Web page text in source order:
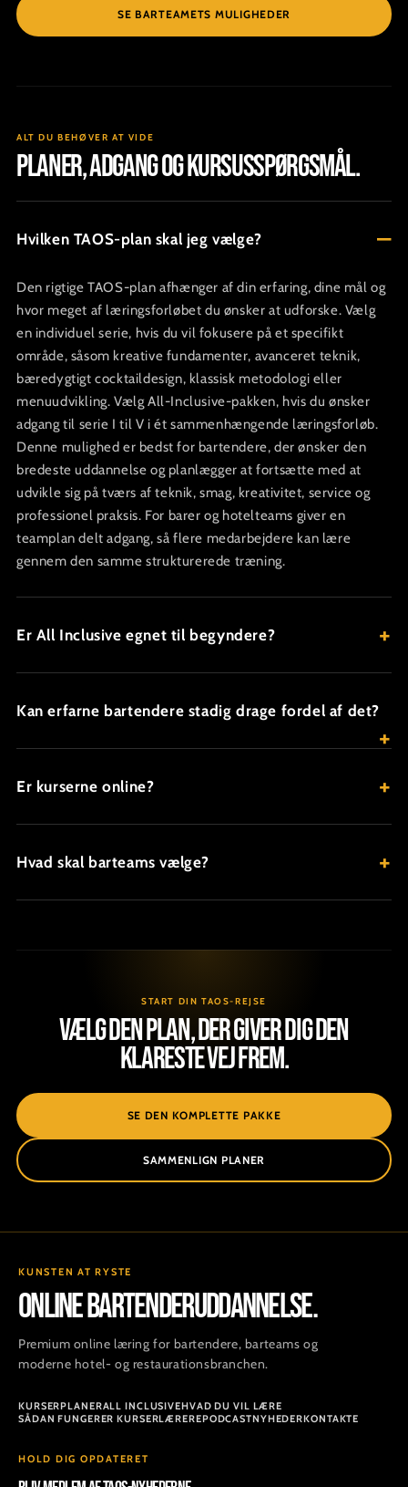
SE BARTEAMETS MULIGHEDER
ALT DU BEHØVER AT VIDE
Planer, adgang og kursusspørgsmål.
Hvilken TAOS-plan skal jeg vælge?
Den rigtige TAOS-plan afhænger af din erfaring, dine mål og
hvor meget af læringsforløbet du ønsker at udforske. Vælg
en individuel serie, hvis du vil fokusere på et specifikt
område, såsom kreative fundamenter, avanceret teknik,
bæredygtigt cocktaildesign, klassisk metodologi eller
menuudvikling. Vælg All-Inclusive-pakken, hvis du ønsker
adgang til serie I til V i ét sammenhængende læringsforløb.
Denne mulighed er bedst for bartendere, der ønsker den
bredeste uddannelse og planlægger at fortsætte med at
udvikle sig på tværs af teknik, smag, kreativitet, service og
professionel praksis. For barer og hotelteams giver en
teamplan delt adgang, så flere medarbejdere kan lære
gennem den samme strukturerede træning.
Er All Inclusive egnet til begyndere?
Kan erfarne bartendere stadig drage fordel af det?
Er kurserne online?
Hvad skal barteams vælge?
START DIN TAOS-REJSE
Vælg den plan, der giver dig den
klareste vej frem.
SE DEN KOMPLETTE PAKKE
SAMMENLIGN PLANER
KUNSTEN AT RYSTE
ONLINE BARTENDERUDDANNELSE.
Premium online læring for bartendere, barteams og
moderne hotel- og restaurationsbranchen.
KURSERPLANERALL INCLUSIVEHVAD DU VIL LÆRE
SÅDAN FUNGERER KURSERLÆREREPODCASTNYHEDERKONTAKTE
HOLD DIG OPDATERET